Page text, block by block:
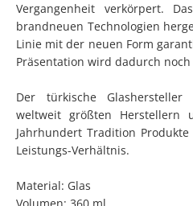
Vergangenheit verkörpert.
brandneuen Technologien
Linie mit der neuen Form
Präsentation wird dadurch noch
Der türkische
weltweit größten
Jahrhundert Tradition
Leistungs-Verhältnis.
Material: Glas